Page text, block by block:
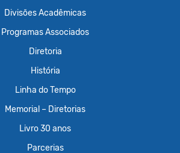
Divisões Acadêmicas
Programas Associados
Diretoria
História
Linha do Tempo
Memorial – Diretorias
Livro 30 anos
Parcerias